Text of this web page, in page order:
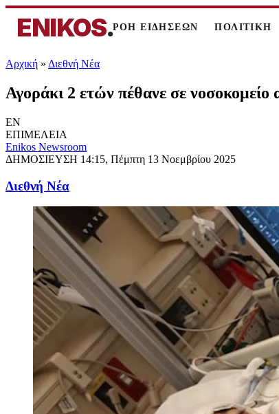
ENIKOS.ΡΟΗ ΕΙΔΗΣΕΩΝ ΠΟΛΙΤΙΚΗ
Αρχική » Διεθνή Νέα
Αγοράκι 2 ετών πέθανε σε
EN
ΕΠΙΜΕΛΕΙΑ
Enikos Newsroom
ΔΗΜΟΣΙΕΥΣΗ 14:15, Πέμπτη 13 Νοεμβρίου 2025
Διεθνή Νέα